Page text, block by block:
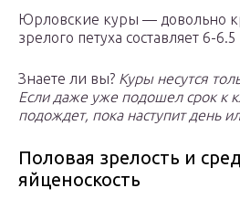
Юрловские куры — довольно
зрелого петуха составляет 6-
Знаете ли вы? Куры несутся
Если даже уже подошел срок к
подождет, пока наступит день
Половая зрелость и
яйценоскость